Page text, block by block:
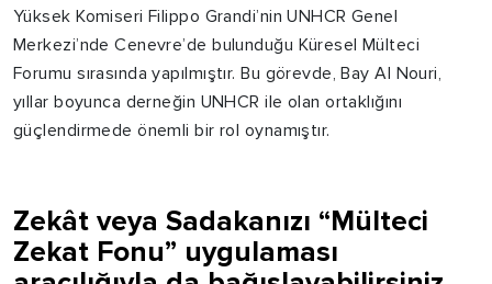
Yüksek Komiseri Filippo Grandi’nin UNHCR Genel
Merkezi’nde Cenevre’de bulunduğu Küresel Mülteci
Forumu sırasında yapılmıştır. Bu görevde, Bay Al Nouri,
yıllar boyunca derneğin UNHCR ile olan ortaklığını
güçlendirmede önemli bir rol oynamıştır.
Zekât veya Sadakanızı “Mülteci
Zekat Fonu” uygulaması